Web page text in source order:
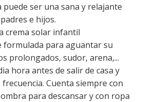
puede ser una sana y relajante
e hijos.
crema solar infantil
formulada para aguantar su
prolongados, sudor, arena,...
hora antes de salir de casa y
Cuenta siempre con
para descansar y con ropa